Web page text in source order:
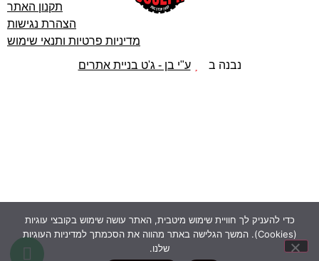
תקנון האתר
הצהרת נגישות
מדיניות פרטיות ותנאי שימוש
נבנה ב
ע"י בן - ג'ט בניית אתרים
כדי להעניק לך חוויית שימוש מיטבית, האתר עושה שימוש בקובצי עוגיות
(Cookies). המשך הגלישה באתר מהווה את הסכמתך למדיניות העוגיות
שלנו.